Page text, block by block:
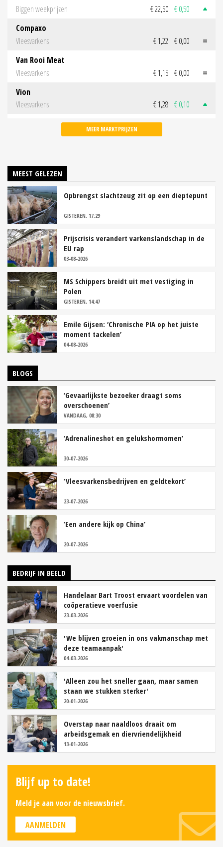
Biggen weekprijzen
€ 22,50 € 0,50
Compaxo
Vleesvarkens
€ 1,22 € 0,00
Van Rooi Meat
Vleesvarkens
€ 1,15 € 0,00
Vion
Vleesvarkens
€ 1,28 € 0,10
MEER MARKTPRIJZEN
MEEST GELEZEN
Opbrengst slachtzeug zit op een dieptepunt
GISTEREN, 17:29
Prijscrisis verandert varkenslandschap in de
EU rap
03-08-2026
MS Schippers breidt uit met vestiging in
Polen
GISTEREN, 14:47
Emile Gijsen: ‘Chronische PIA op het juiste
moment tackelen’
04-08-2026
BLOGS
‘Gevaarlijkste bezoeker draagt soms
overschoenen’
VANDAAG, 08:30
‘Adrenalineshot en gelukshormomen’
30-07-2026
‘Vleesvarkensbedrijven en geldtekort’
23-07-2026
‘Een andere kijk op China’
20-07-2026
BEDRIJF IN BEELD
Handelaar Bart Troost ervaart voordelen van
coöperatieve voerfusie
23-03-2026
'We blijven groeien in ons vakmanschap met
deze teamaanpak'
04-03-2026
'Alleen zou het sneller gaan, maar samen
staan we stukken sterker'
20-01-2026
Overstap naar naaldloos draait om
arbeidsgemak en diervriendelijkheid
13-01-2026
Blijf up to date!
Meld je aan voor de nieuwsbrief.
AANMELDEN